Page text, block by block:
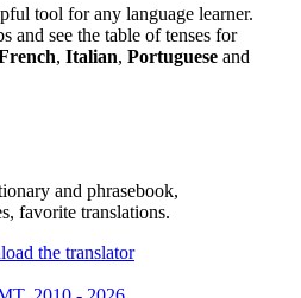
tool for any language learner.
and see the table of tenses for
, Italian, Portuguese and
and phrasebook,
favorite translations.